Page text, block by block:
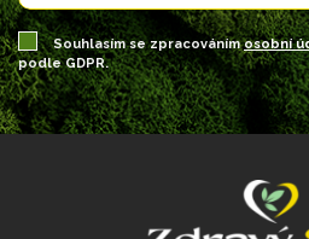
Souhlasím se zpracovánímosobní
podle GDPR.